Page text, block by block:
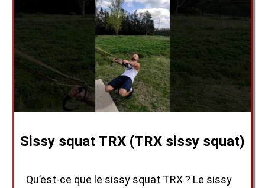
Sissy squat TRX (TRX sissy squat)
Qu’est-ce que le sissy squat TRX ? Le sissy